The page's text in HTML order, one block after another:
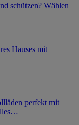
schützen? Wählen
Hauses mit
perfekt mit